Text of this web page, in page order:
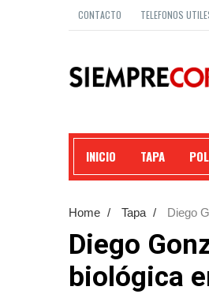
CONTACTO TELEFONOS
INICIO TAPA
Home / Tapa / Diego
Diego
biológica